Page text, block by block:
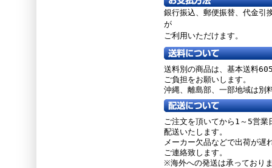
銀行振込、郵便振替、 代金引
が
ご利用いただけます。
送料別の商品は、基本送料
ご負担をお願いします。
沖縄、離島部、一部地域は別
ご注文を頂いてから1～5営業
配送いたします。
メーカー欠品などで出荷が遅
ご連絡致します。
※海外への発送は承っており